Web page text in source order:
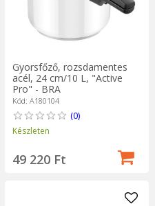
Gyorsfőző, rozsdamentes
acél, 24 cm/10 L, "Active
Pro" - BRA
Kód: A180104
(0)
Készleten
49 220 Ft